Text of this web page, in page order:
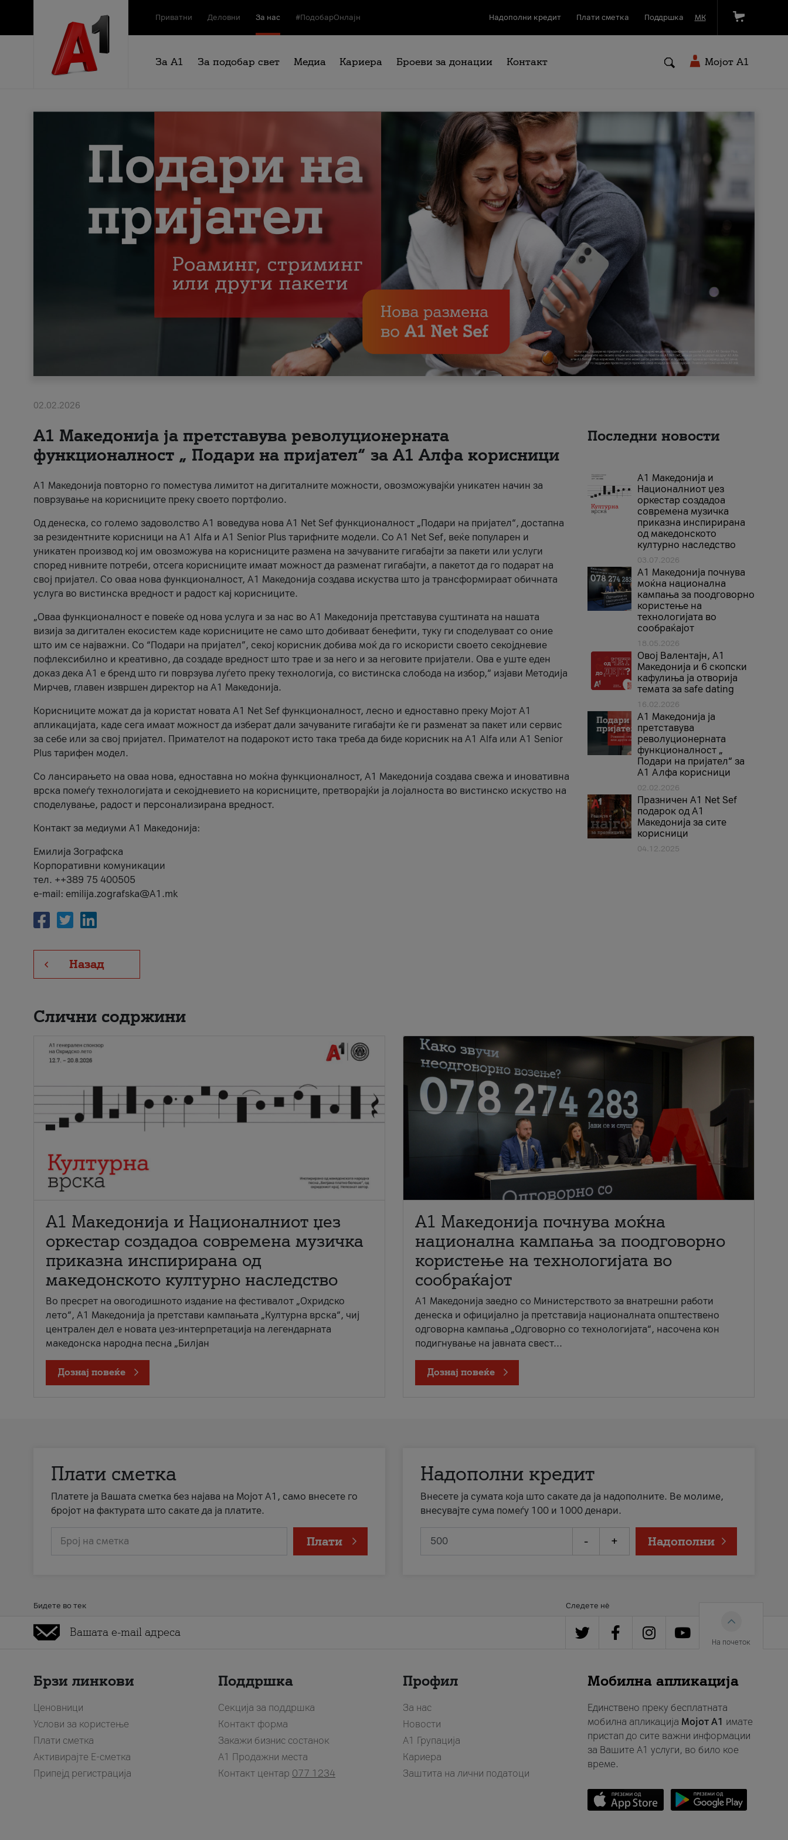
Приватни Деловни За нас #ПодобарОнлајн Надополни кредит Плати сметка Поддршка МК
За А1 За подобар свет Медиа Кариера Броеви за донации Контакт Мојот A1
02.02.2026
А1 Македонија ја претставува револуционерната
функционалност „ Подари на пријател“ за А1 Алфа корисници
А1 Македонија повторно го поместува лимитот на дигиталните можности, овозможувајќи уникатен начин за
поврзување на корисниците преку своето портфолио.
Од денеска, со големо задоволство А1 воведува нова A1 Net Sef функционалност „Подари на пријател“, достапна
за резидентните корисници на А1 Alfa и A1 Senior Plus тарифните модели. Со A1 Net Sef, веќе популарен и
уникатен производ кој им овозможува на корисниците размена на зачуваните гигабајти за пакети или услуги
според нивните потреби, отсега корисниците имаат можност да разменат гигабајти, а пакетот да го подарат на
свој пријател. Со оваа нова функционалност, А1 Македонија создава искуства што ја трансформираат обичната
услуга во вистинска вредност и радост кај корисниците.
„Оваа функционалност е повеќе од нова услуга и за нас во А1 Македонија претставува суштината на нашата
визија за дигитален екосистем каде корисниците не само што добиваат бенефити, туку ги споделуваат со оние
што им се најважни. Со “Подари на пријател”, секој корисник добива моќ да го искористи своето секојдневие
пофлексибилно и креативно, да создаде вредност што трае и за него и за неговите пријатели. Ова е уште еден
доказ дека А1 е бренд што ги поврзува луѓето преку технологија, со вистинска слобода на избор,“ изјави Методија
Мирчев, главен извршен директор на А1 Македонија.
Корисниците можат да ја користат новата А1 Net Sef функционалност, лесно и едноставно преку Мојот А1
апликацијата, каде сега имаат можност да изберат дали зачуваните гигабајти ќе ги разменат за пакет или сервис
за себе или за свој пријател. Примателот на подарокот исто така треба да биде корисник на А1 Alfa или A1 Senior
Plus тарифен модел.
Со лансирањето на оваа нова, едноставна но моќна функционалност, А1 Македонија создава свежа и иновативна
врска помеѓу технологијата и секојдневието на корисниците, претворајќи ја лојалноста во вистинско искуство на
споделување, радост и персонализирана вредност.
Контакт за медиуми А1 Македонија:
Емилија Зографска
Корпоративни комуникации
тел. ++389 75 400505
e-mail: emilija.zografska@A1.mk
Назад
Последни новости
А1 Македонија и
Националниот џез
оркестар создадоа
современа музичка
приказна инспирирана
од македонското
културно наследство
03.07.2026
A1 Македонија почнува
моќна национална
кампања за поодговорно
користење на
технологијата во
сообраќајот
18.05.2026
Овој Валентајн, A1
Македонија и 6 скопски
кафулиња ја отворија
темата за safe dating
16.02.2026
А1 Македонија ја
претставува
револуционерната
функционалност „
Подари на пријател“ за
А1 Алфа корисници
02.02.2026
Празничен A1 Net Sеf
подарок од А1
Македонија за сите
корисници
04.12.2025
Слични содржини
А1 Македонија и Националниот џез
оркестар создадоа современа музичка
приказна инспирирана од
македонското културно наследство
Во пресрет на овогодишното издание на фестивалот „Охридско
лето“, А1 Македонија ја претстави кампањата „Културна врска“, чиј
централен дел е новата џез-интерпретација на легендарната
македонска народна песна „Билјан
Дознај повеќе
A1 Македонија почнува моќна
национална кампања за поодговорно
користење на технологијата во
сообраќајот
A1 Македонија заедно со Министерството за внатрешни работи
денеска и официјално ја претставија националната општествено
одговорна кампања „Одговорно со технологијата“, насочена кон
подигнување на јавната свест...
Дознај повеќе
Плати сметка
Платете ја Вашата сметка без најава на Мојот А1, само внесете го
бројот на фактурата што сакате да ја платите.
Број на сметка Плати
Надополни кредит
Внесете ја сумата која што сакате да ја надополните. Ве молиме,
внесувајте сума помеѓу 100 и 1000 денари.
- + Надополни
Бидете во тек Следете нè
На почеток
Брзи линкови
Ценовници
Услови за користење
Плати сметка
Активирајте Е-сметка
Припејд регистрација
Поддршка
Секција за поддршка
Контакт форма
Закажи бизнис состанок
A1 Продажни места
Контакт центар 077 1234
Профил
За нас
Новости
А1 Групација
Кариера
Заштита на лични податоци
Мобилна апликација
Единствено преку бесплатната
мобилна апликација Мојот A1 имате
пристап до сите важни информации
за Вашите A1 услуги, во било кое
време.